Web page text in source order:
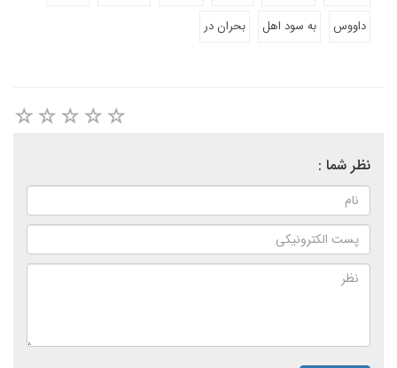
داووس
به سود اهل بحران در
نظر شما :